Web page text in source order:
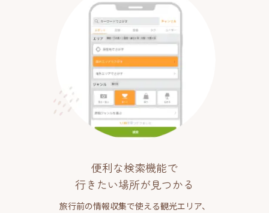
便利な検索機能で
行きたい場所が見つかる
旅行前の情報収集で使える観光エリア、